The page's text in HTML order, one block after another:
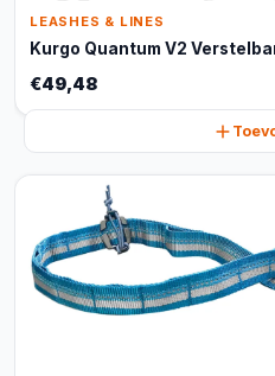
LEASHES & LINES
Kurgo Quantum V2
€49,48